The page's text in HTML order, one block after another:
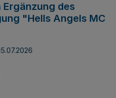
des
"Hells Angels MC